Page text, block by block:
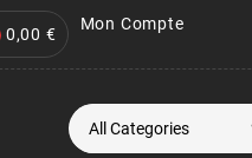
Mon Compte
0,00 €